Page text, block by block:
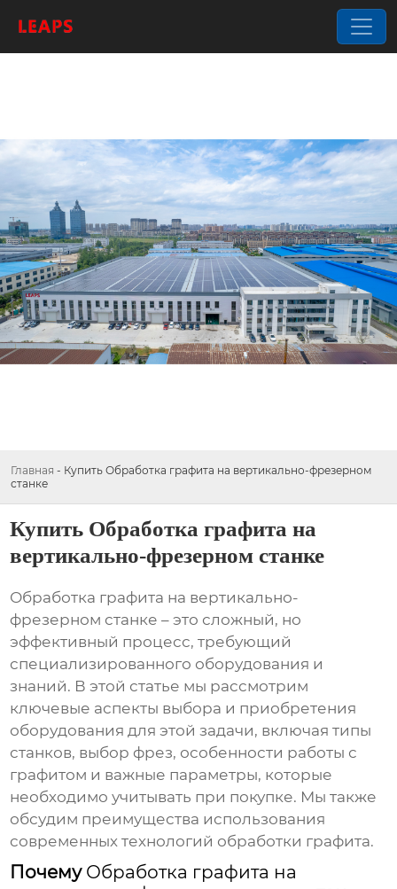
Главная - Купить Обработка графита на вертикально-фрезерном
станке
Купить Обработка графита на
вертикально-фрезерном станке
Обработка графита на вертикально-
фрезерном станке – это сложный, но
эффективный процесс, требующий
специализированного оборудования и
знаний. В этой статье мы рассмотрим
ключевые аспекты выбора и приобретения
оборудования для этой задачи, включая типы
станков, выбор фрез, особенности работы с
графитом и важные параметры, которые
необходимо учитывать при покупке. Мы также
обсудим преимущества использования
современных технологий обработки графита.
Почему Обработка графита на